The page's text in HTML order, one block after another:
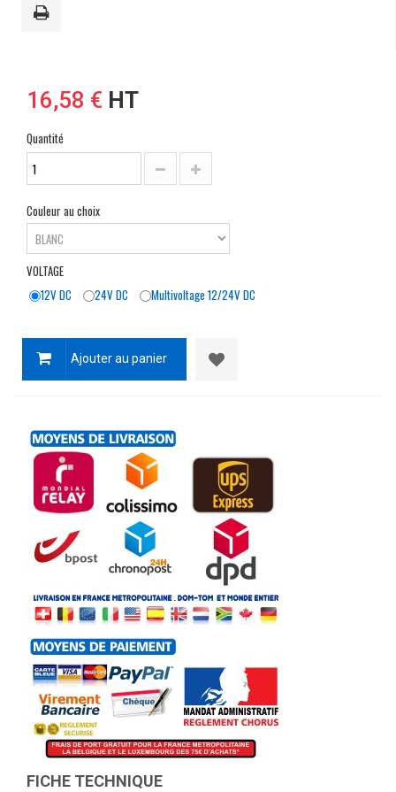
16,58 € HT
Quantité
Couleur au choix
VOLTAGE
12V DC
24V DC Multivoltage 12/24V DC
Ajouter au panier
FICHE TECHNIQUE